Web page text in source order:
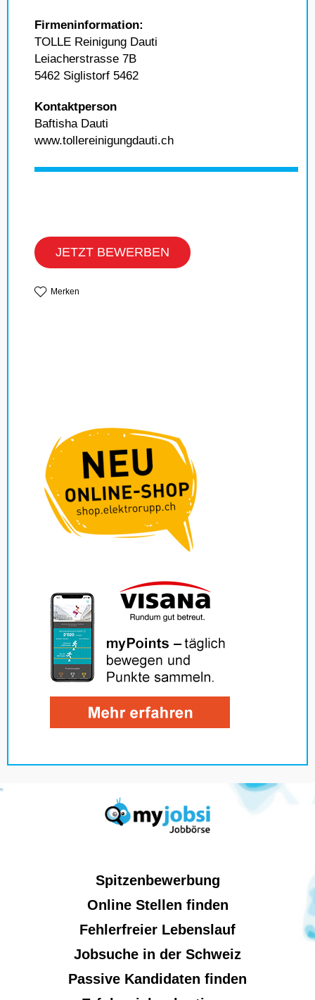
Firmeninformation:
TOLLE Reinigung Dauti
Leiacherstrasse 7B
5462 Siglistorf 5462
Kontaktperson
Baftisha Dauti
www.tollereinigungdauti.ch
JETZT BEWERBEN
Merken
Spitzenbewerbung
Online Stellen finden
Fehlerfreier Lebenslauf
Jobsuche in der Schweiz
Passive Kandidaten finden